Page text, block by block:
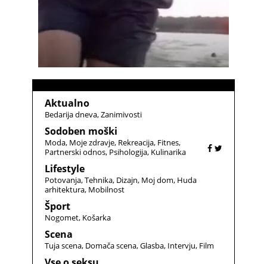
Aktualno
Bedarija dneva Zanimivosti
Sodoben moški
Moda Moje zdravje Rekreacija Fitnes
Partnerski odnos Psihologija Kulinarika
Lifestyle
Potovanja Tehnika Dizajn Moj dom Huda
arhitektura Mobilnost
Šport
Nogomet Košarka
Scena
Tuja scena Domača scena Glasba Intervju Film